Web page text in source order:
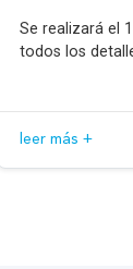
Se realizará el
todos los
leer más +